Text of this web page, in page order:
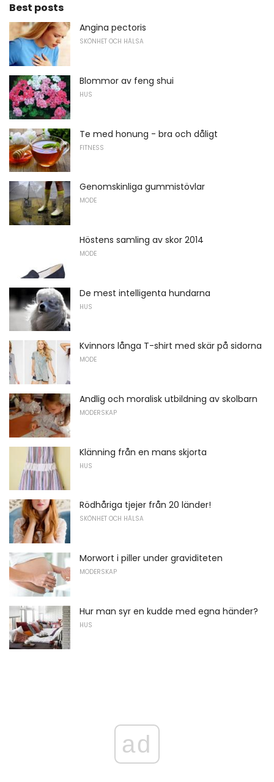
Best posts
Angina pectoris
SKÖNHET OCH HÄLSA
Blommor av feng shui
HUS
Te med honung - bra och dåligt
FITNESS
Genomskinliga gummistövlar
MODE
Höstens samling av skor 2014
MODE
De mest intelligenta hundarna
HUS
Kvinnors långa T-shirt med skär på sidorna
MODE
Andlig och moralisk utbildning av skolbarn
MODERSKAP
Klänning från en mans skjorta
HUS
Rödhåriga tjejer från 20 länder!
SKÖNHET OCH HÄLSA
Morwort i piller under graviditeten
MODERSKAP
Hur man syr en kudde med egna händer?
HUS
ad